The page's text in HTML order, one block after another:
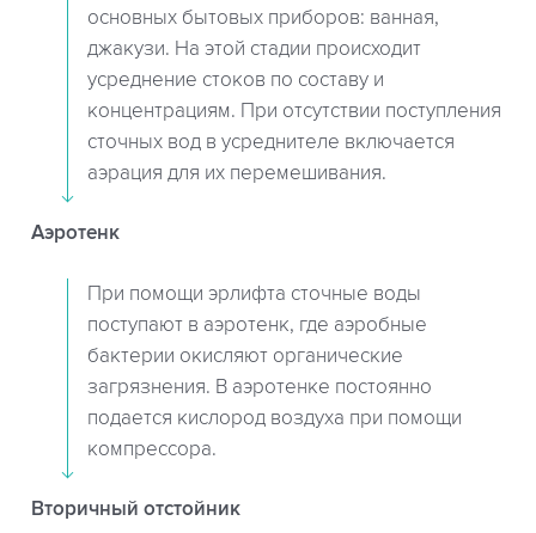
основных бытовых приборов: ванная,
джакузи. На этой стадии происходит
усреднение стоков по составу и
концентрациям. При отсутствии поступления
сточных вод в усреднителе включается
аэрация для их перемешивания.
Аэротенк
При помощи эрлифта сточные воды
поступают в аэротенк, где аэробные
бактерии окисляют органические
загрязнения. В аэротенке постоянно
подается кислород воздуха при помощи
компрессора.
Вторичный отстойник